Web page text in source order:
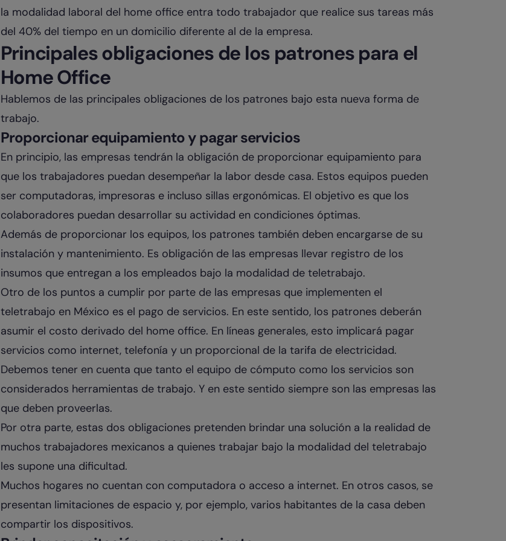
la modalidad laboral del home office entra todo trabajador que realice sus tareas más
del 40% del tiempo en un domicilio diferente al de la empresa.
Principales obligaciones de los patrones para el
Home Office
Hablemos de las principales obligaciones de los patrones bajo esta nueva forma de
trabajo.
Proporcionar equipamiento y pagar servicios
En principio, las empresas tendrán la obligación de proporcionar equipamiento para
que los trabajadores puedan desempeñar la labor desde casa. Estos equipos pueden
ser computadoras, impresoras e incluso sillas ergonómicas. El objetivo es que los
colaboradores puedan desarrollar su actividad en condiciones óptimas.
Además de proporcionar los equipos, los patrones también deben encargarse de su
instalación y mantenimiento. Es obligación de las empresas llevar registro de los
insumos que entregan a los empleados bajo la modalidad de teletrabajo.
Otro de los puntos a cumplir por parte de las empresas que implementen el
teletrabajo en México es el pago de servicios. En este sentido, los patrones deberán
asumir el costo derivado del home office. En líneas generales, esto implicará pagar
servicios como internet, telefonía y un proporcional de la tarifa de electricidad.
Debemos tener en cuenta que tanto el equipo de cómputo como los servicios son
considerados herramientas de trabajo. Y en este sentido siempre son las empresas las
que deben proveerlas.
Por otra parte, estas dos obligaciones pretenden brindar una solución a la realidad de
muchos trabajadores mexicanos a quienes trabajar bajo la modalidad del teletrabajo
les supone una dificultad.
Muchos hogares no cuentan con computadora o acceso a internet. En otros casos, se
presentan limitaciones de espacio y, por ejemplo, varios habitantes de la casa deben
compartir los dispositivos.